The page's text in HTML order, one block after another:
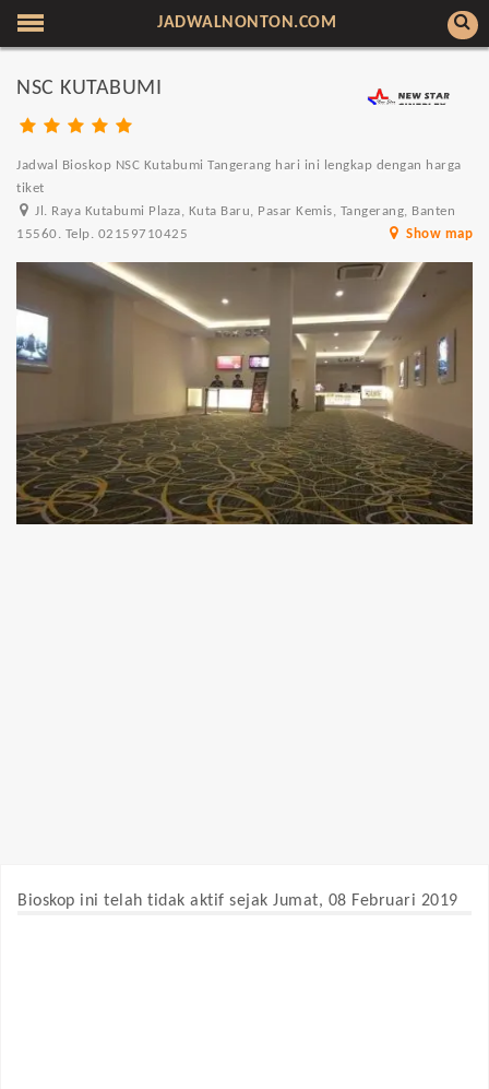
JADWALNONTON.COM
NSC KUTABUMI
Jadwal Bioskop NSC Kutabumi Tangerang hari ini lengkap dengan harga
tiket
Jl. Raya Kutabumi Plaza, Kuta Baru, Pasar Kemis, Tangerang, Banten
15560. Telp. 02159710425
Show map
Bioskop ini telah tidak aktif sejak Jumat, 08 Februari 2019